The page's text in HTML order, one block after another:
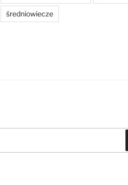
średniowiecze